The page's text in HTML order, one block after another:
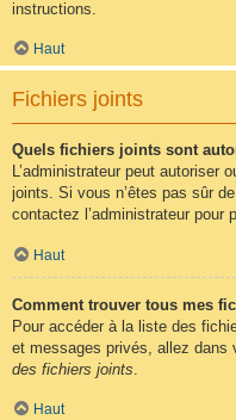
instructions.
Haut
Fichiers joints
Quels fichiers joints sont
L’administrateur peut autoriser
joints. Si vous n’êtes pas sûr
contactez l’administrateur pour
Haut
Comment trouver tous mes
Pour accéder à la liste des
et messages privés, allez dans
des fichiers joints
Haut